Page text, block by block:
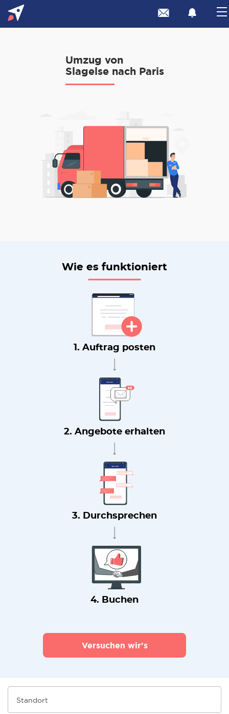
Umzug von
Slagelse nach Paris
Wie es funktioniert
1. Auftrag posten
2. Angebote erhalten
3. Durchsprechen
4. Buchen
Versuchen wir's